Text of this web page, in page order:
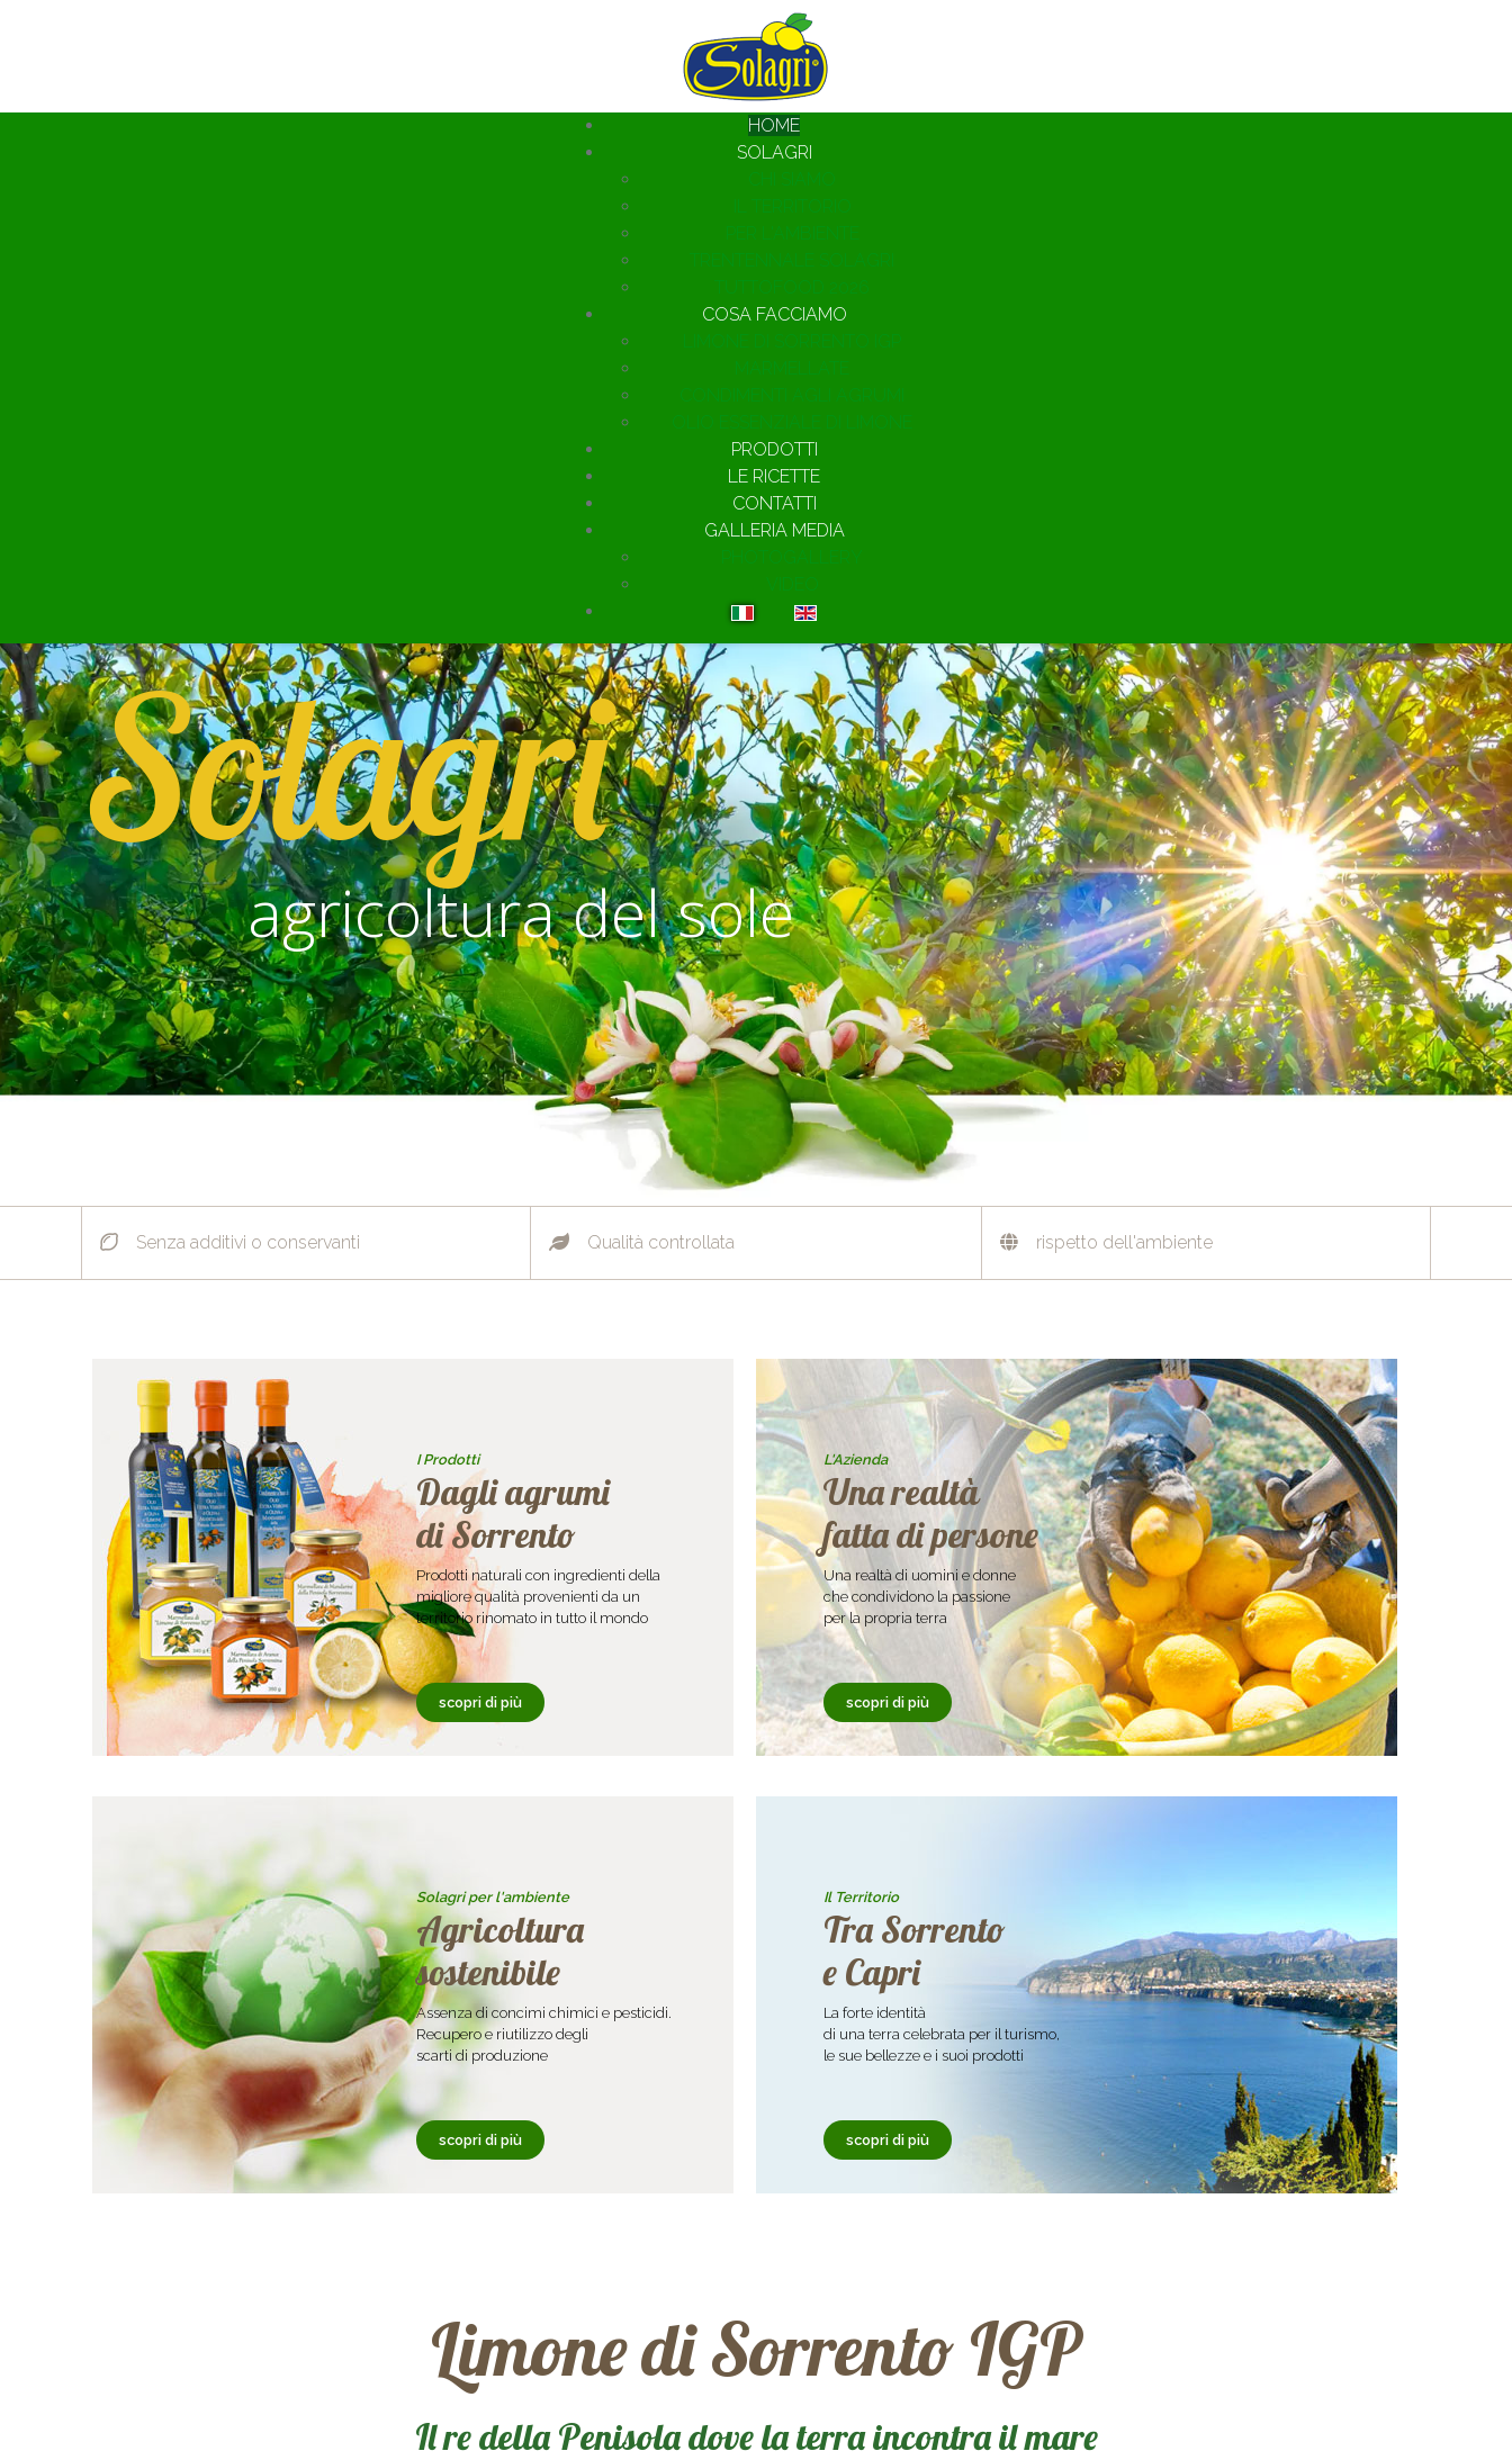
HOME
SOLAGRI
COSA FACCIAMO
PRODOTTI
LE RICETTE
CONTATTI
GALLERIA MEDIA
Seleziona la tua lingua
Solagri
agricoltura del sole
il prodotto di eccellenza
della Penisola Sorrentina
Senza additivi o conservanti Qualità controllata rispetto dell'ambiente
I Prodotti
Dagli agrumi
di Sorrento
Prodotti naturali con ingredienti della
migliore qualità provenienti da un
territorio rinomato in tutto il mondo
scopri di più
L'Azienda
Una realtà
fatta di persone
Una realtà di uomini e donne
che condividono la passione
per la propria terra
scopri di più
Solagri per l'ambiente
Agricoltura
sostenibile
Assenza di concimi chimici e pesticidi.
Recupero e riutilizzo degli
scarti di produzione
scopri di più
Il Territorio
Tra Sorrento
e Capri
La forte identità
di una terra celebrata per il turismo,
le sue bellezze e i suoi prodotti
scopri di più
Limone di Sorrento IGP
Il re della Penisola dove la terra incontra il mare